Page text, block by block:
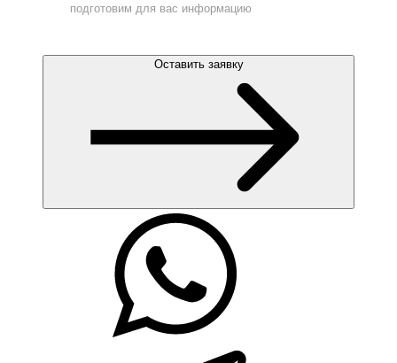
подготовим для вас информацию
Оставить заявку